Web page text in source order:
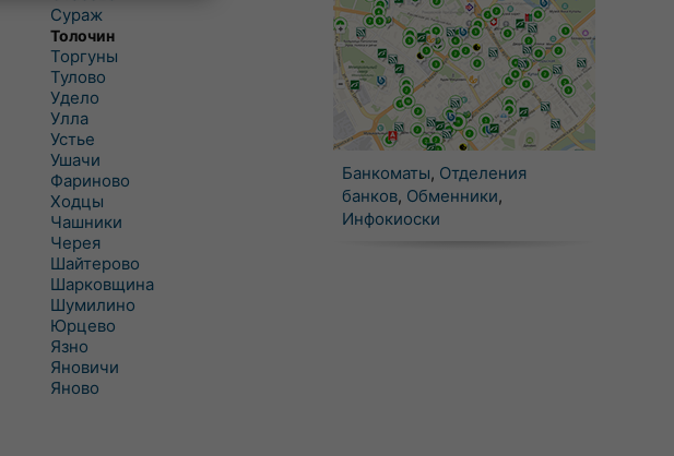
Сураж
Толочин
Торгуны
Тулово
Удело
Улла
Устье
Ушачи
Фариново
Ходцы
Чашники
Черея
Шайтерово
Шарковщина
Шумилино
Юрцево
Язно
Яновичи
Яново
Банкоматы, Отделения
банков, Обменники,
Инфокиоски